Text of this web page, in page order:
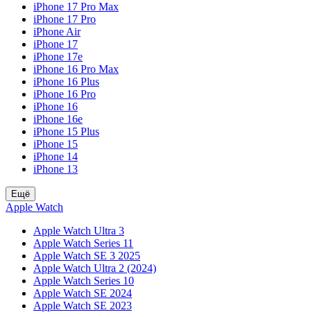
iPhone 17 Pro Max
iPhone 17 Pro
iPhone Air
iPhone 17
iPhone 17e
iPhone 16 Pro Max
iPhone 16 Plus
iPhone 16 Pro
iPhone 16
iPhone 16e
iPhone 15 Plus
iPhone 15
iPhone 14
iPhone 13
Ещё
Apple Watch
Apple Watch Ultra 3
Apple Watch Series 11
Apple Watch SE 3 2025
Apple Watch Ultra 2 (2024)
Apple Watch Series 10
Apple Watch SE 2024
Apple Watch SE 2023